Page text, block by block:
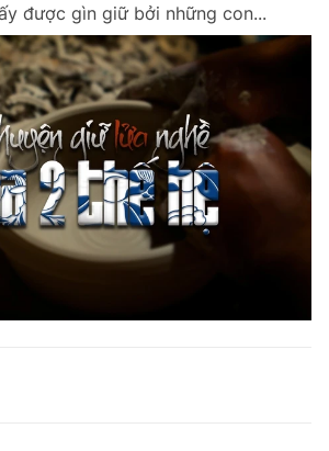
được gìn giữ bởi những con...